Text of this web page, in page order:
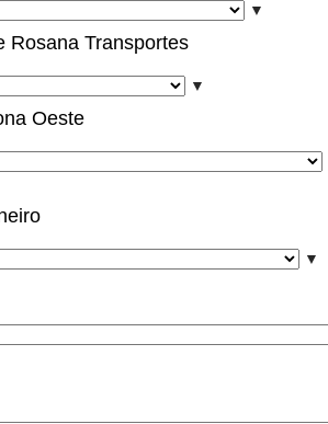
▼
Rosana Transportes
▼
Oeste
▼